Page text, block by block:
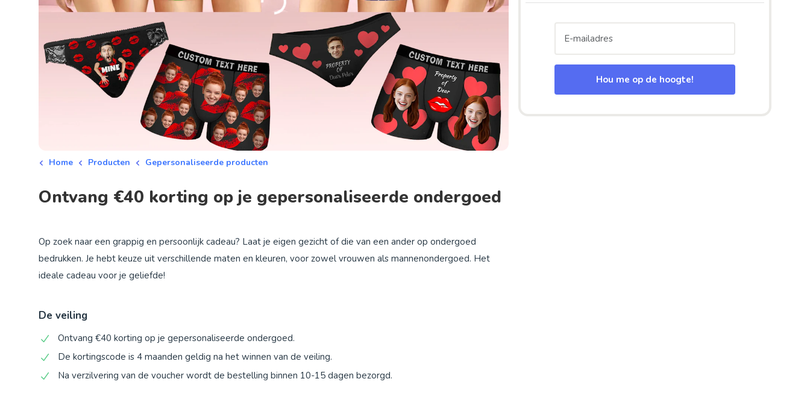
Home Producten Gepersonaliseerde producten
Ontvang €40 korting op je gepersonaliseerde ondergoed
Hou me op de hoogte!
Op zoek naar een grappig en persoonlijk cadeau? Laat je eigen gezicht of die van een ander op ondergoed
bedrukken. Je hebt keuze uit verschillende maten en kleuren, voor zowel vrouwen als mannenondergoed. Het
ideale cadeau voor je geliefde!
De veiling
Ontvang €40 korting op je gepersonaliseerde ondergoed.
De kortingscode is 4 maanden geldig na het winnen van de veiling.
Na verzilvering van de voucher wordt de bestelling binnen 10-15 dagen bezorgd.